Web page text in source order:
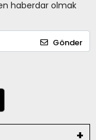
haberdar olmak
Gönder